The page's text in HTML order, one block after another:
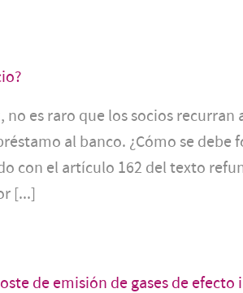
es raro que los socios recurran
al banco. ¿Cómo se debe
con el artículo 162 del texto
[...]
de emisión de gases de efecto